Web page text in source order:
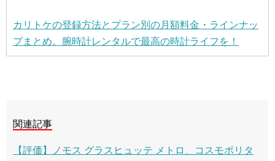
カリトケの登録方法とプラン別の月額料金・ラインナッ
プまとめ。腕時計レンタルで最高の時計ライフを！
関連記事
【評価】ノモス グラスヒュッテ メトロ、コスモポリタ